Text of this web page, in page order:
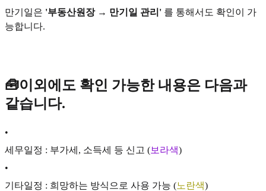
만기일은 '부동산원장 → 만기일 관리' 를 통해서도 확인이 가
능합니다.
🧰이외에도 확인 가능한 내용은 다음과
같습니다.
•
세무일정 : 부가세, 소득세 등 신고 (보라색)
•
기타일정 : 희망하는 방식으로 사용 가능 (노란색)